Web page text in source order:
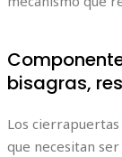
bisagras,
Los
que necesitan